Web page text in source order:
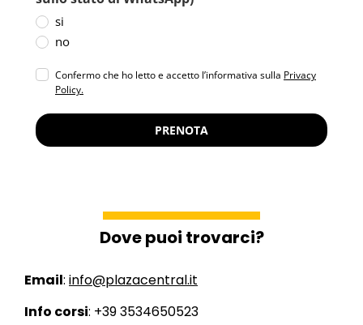
si
no
Confermo che ho letto e accetto l’informativa sulla Privacy
Policy.
PRENOTA
Dove puoi trovarci?
Email: info@plazacentral.it
Info corsi: +39 3534650523